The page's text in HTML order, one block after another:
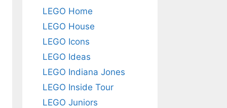
LEGO Home
LEGO House
LEGO Icons
LEGO Ideas
LEGO Indiana Jones
LEGO Inside Tour
LEGO Juniors